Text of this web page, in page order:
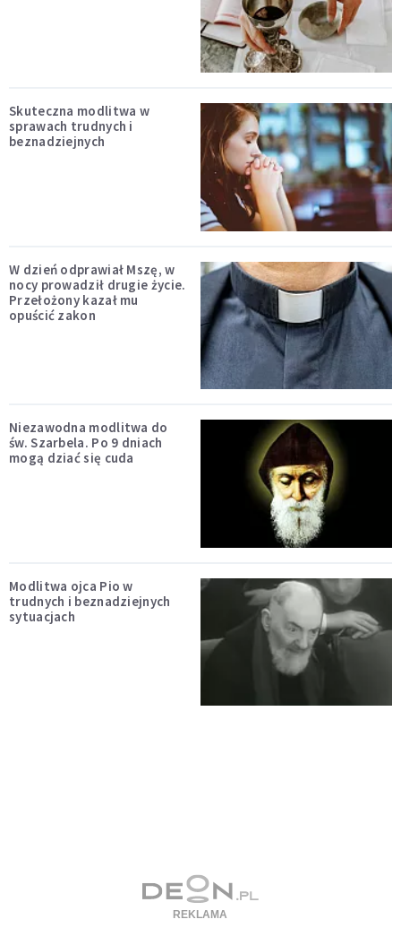
Skuteczna modlitwa w
sprawach trudnych i
beznadziejnych
W dzień odprawiał Mszę, w
nocy prowadził drugie życie.
Przełożony kazał mu
opuścić zakon
Niezawodna modlitwa do
św. Szarbela. Po 9 dniach
mogą dziać się cuda
Modlitwa ojca Pio w
trudnych i beznadziejnych
sytuacjach